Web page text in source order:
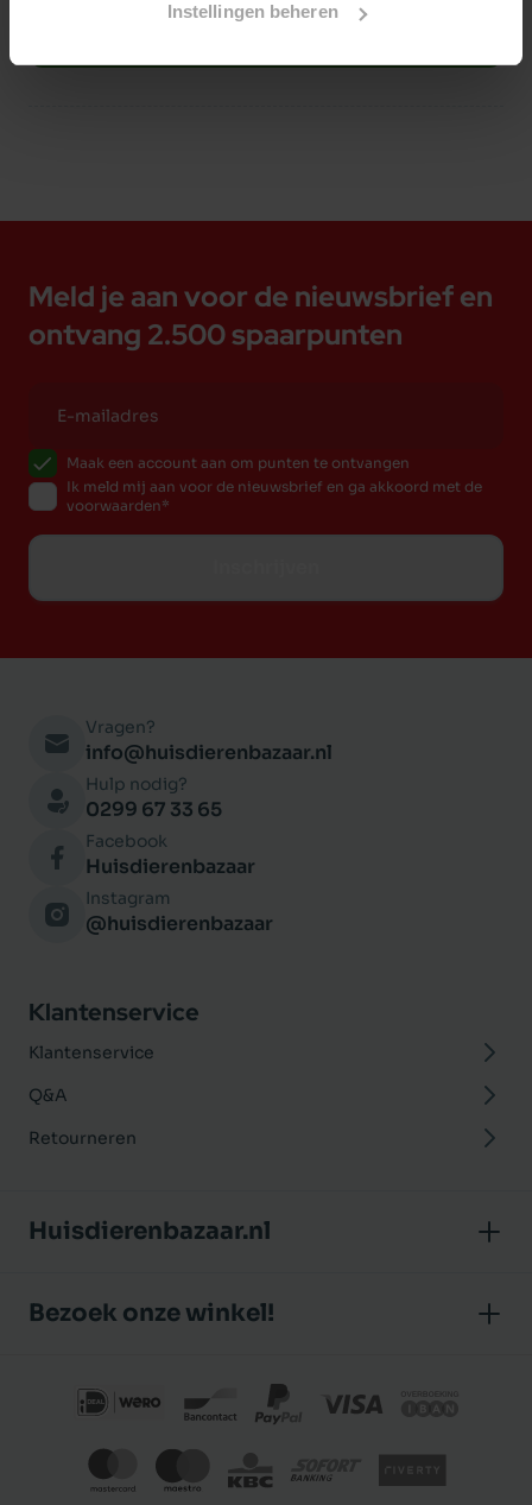
Instellingen beheren
Meld je aan voor de nieuwsbrief en
ontvang 2.500 spaarpunten
Maak een account aan om punten te ontvangen
Ik meld mij aan voor de nieuwsbrief en ga akkoord met de
voorwaarden
Vragen?
info@huisdierenbazaar.nl
Hulp nodig?
0299 67 33 65
Facebook
Huisdierenbazaar
Instagram
@huisdierenbazaar
Klantenservice
Klantenservice
Q&A
Retourneren
Huisdierenbazaar.nl
Klantbeoordelingen
Privacybeleid
Bezoek onze winkel!
J.P. Poelstraat 8
Nederland